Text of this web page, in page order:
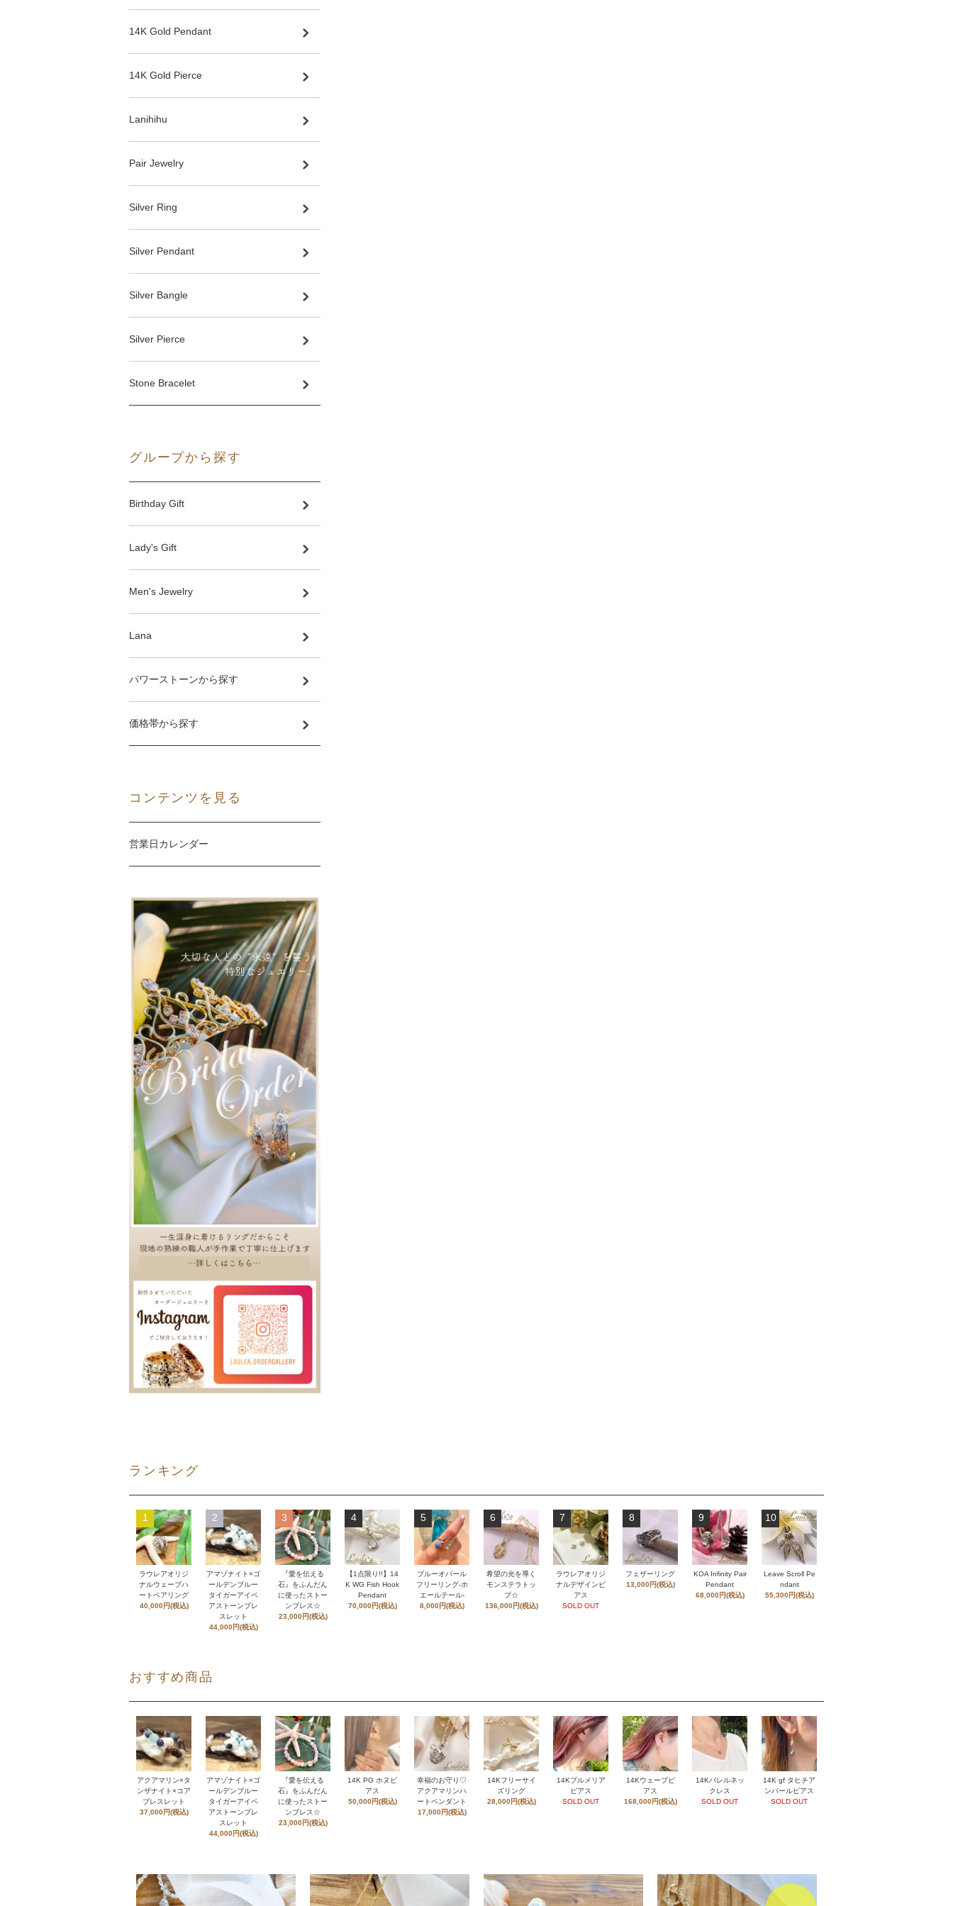
14K Gold Pendant
14K Gold Pierce
Lanihihu
Pair Jewelry
Silver Ring
Silver Pendant
Silver Bangle
Silver Pierce
Stone Bracelet
グループから探す
Birthday Gift
Lady's Gift
Men's Jewelry
Lana
パワーストーンから探す
価格帯から探す
コンテンツを見る
営業日カレンダー
ランキング
1
ラウレアオリジ
ナルウェーブハ
ートペアリング
40,000円(税込)
2
アマゾナイト×ゴ
ールデンブルー
タイガーアイペ
アストーンブレ
スレット
44,000円(税込)
3
『愛を伝える
石』をふんだん
に使ったストー
ンブレス☆
23,000円(税込)
4
【1点限り!!】14
K WG Fish Hook
Pendant
70,000円(税込)
5
ブルーオパール
フリーリング-ホ
エールテール-
8,000円(税込)
6
希望の光を導く
モンステラトッ
プ☆
136,000円(税込)
7
ラウレアオリジ
ナルデザインピ
アス
SOLD OUT
8
フェザーリング
13,000円(税込)
9
KOA Infinity Pair
Pendant
68,000円(税込)
10
Leave Scroll Pe
ndant
55,300円(税込)
おすすめ商品
アクアマリン×タ
ンザナイト×コア
ブレスレット
37,000円(税込)
アマゾナイト×ゴ
ールデンブルー
タイガーアイペ
アストーンブレ
スレット
44,000円(税込)
『愛を伝える
石』をふんだん
に使ったストー
ンブレス☆
23,000円(税込)
14K PG ホヌピ
アス
50,000円(税込)
幸福のお守り♡
アクアマリンハ
ートペンダント
17,000円(税込)
14Kフリーサイ
ズリング
28,000円(税込)
14Kプルメリア
ピアス
SOLD OUT
14Kウェーブピ
アス
168,000円(税込)
14Kバレルネッ
クレス
SOLD OUT
14K gf タヒチア
ンパールピアス
SOLD OUT